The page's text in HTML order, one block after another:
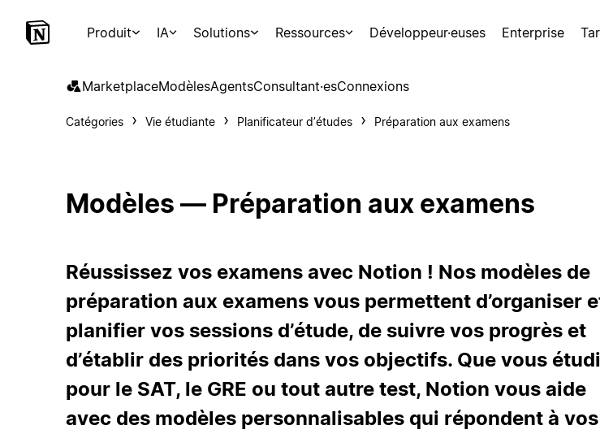
Produit IA Solutions Ressources Développeur·euses Enterprise
MarketplaceModèlesAgentsConsultant·esConnexions
Catégories Vie étudiante Planificateur d’études Préparation aux examens
Modèles — Préparation aux examens
Réussissez vos examens avec Notion ! Nos modèles de
préparation aux examens vous permettent d’organiser
planifier vos sessions d’étude, de suivre vos progrès et
d’établir des priorités dans vos objectifs. Que vous
pour le SAT, le GRE ou tout autre test, Notion vous aide
avec des modèles personnalisables qui répondent à vos